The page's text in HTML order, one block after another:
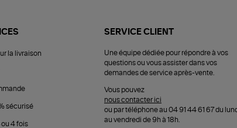
la livraison
sécurisé
ou 4 fois
SERVICE CLIENT
Une équipe dédiée pour répondre à vos
questions ou vous assister dans vos
demandes de service après-vente.
Vous pouvez
nous contacter ici
ou par téléphone au 04 91 44 61 67 du
au vendredi de 9h à 18h.